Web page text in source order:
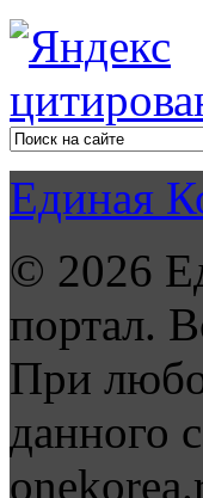
Единая
© 2026
портал.
При
данного